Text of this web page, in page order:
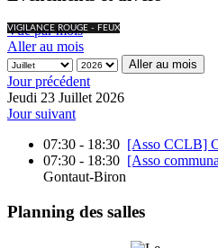
VIGILANCE ROUGE - FEUX
Vue par mois
Aller au mois
Aller au mois
Jour précédent
Jeudi 23 Juillet 2026
Jour suivant
07:30 - 18:30 [Asso CCLB]
07:30 - 18:30 [Asso
Gontaut-Biron
Planning des salles